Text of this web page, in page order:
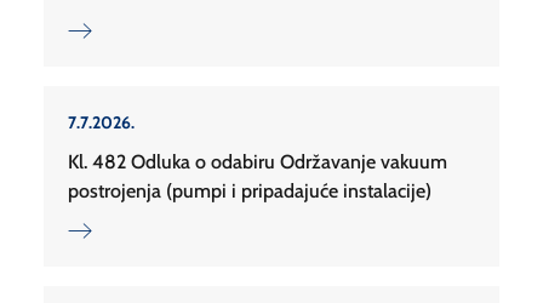
7.7.2026.
Kl. 482 Odluka o odabiru Održavanje vakuum
postrojenja (pumpi i pripadajuće instalacije)